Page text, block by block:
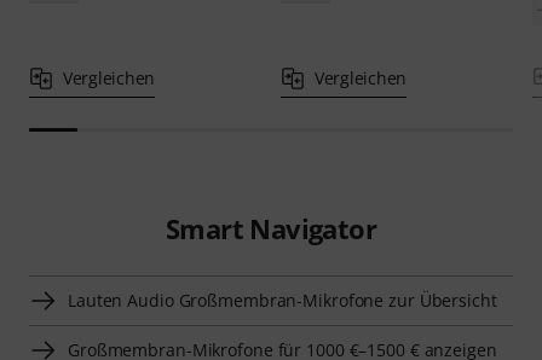
Vergleichen Vergleichen
Smart Navigator
Lauten Audio Großmembran-Mikrofone zur Übersicht
Großmembran-Mikrofone für 1000 €–1500 € anzeigen